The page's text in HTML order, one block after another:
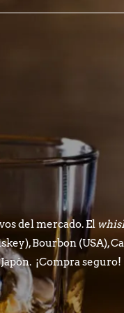
del mercado. El
Bourbon (USA),
¡Compra seguro!